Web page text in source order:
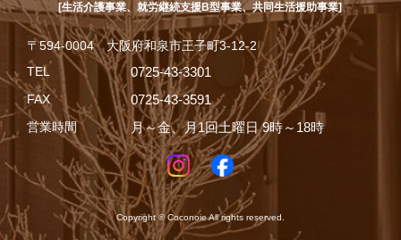
[生活介護事業、就労継続支援B型事業、共同生活援助事業]
〒594-0004 大阪府和泉市王子町3-12-2
TEL
0725-43-3301
FAX 0725-43-3591
営業時間 月～金、月1回土曜日 9時～18時
Copyright © Coconoie All rights reserved.